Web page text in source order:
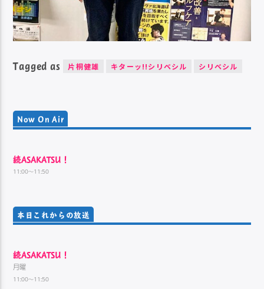
Tagged as 片桐健雄 キターッ!!シリベシル シリベシル
Now On Air
続ASAKATSU！
11:00～11:50
本日これからの放送
続ASAKATSU！
月曜
11:00～11:50